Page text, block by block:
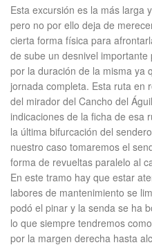
Esta excursión es la más larga
pero no por ello deja de
cierta forma física para
de sube un desnivel
por la duración de la misma ya
jornada completa. Esta ruta en
del mirador del Cancho del
indicaciones de la ficha de esa
la última bifurcación del
nuestro caso tomaremos el
forma de revueltas paralelo al
En este tramo hay que estar
labores de mantenimiento se
podó el pinar y la senda se ha
lo que siempre tendremos
por la margen derecha hasta